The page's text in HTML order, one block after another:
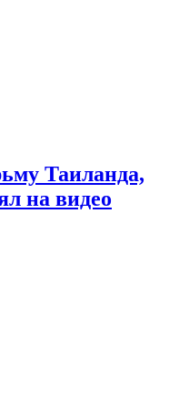
Таиланда,
на видео